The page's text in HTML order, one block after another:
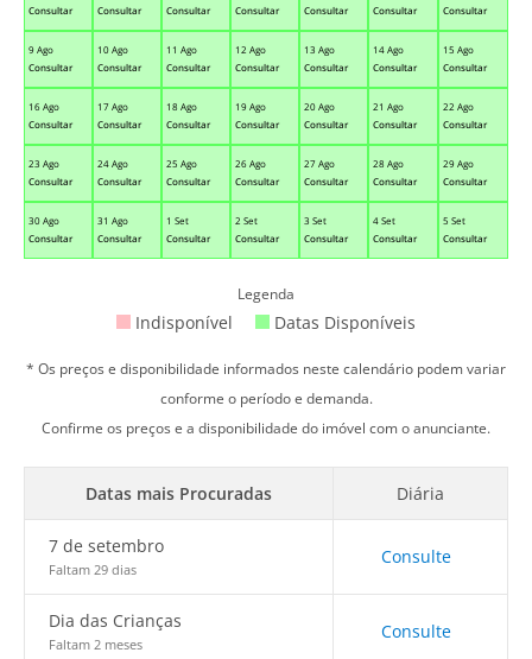
Consultar
Consultar
Consultar
Consultar
Consultar
Consultar
Consultar
9 Ago
Consultar
10 Ago
Consultar
11 Ago
Consultar
12 Ago
Consultar
13 Ago
Consultar
14 Ago
Consultar
15 Ago
Consultar
16 Ago
Consultar
17 Ago
Consultar
18 Ago
Consultar
19 Ago
Consultar
20 Ago
Consultar
21 Ago
Consultar
22 Ago
Consultar
23 Ago
Consultar
24 Ago
Consultar
25 Ago
Consultar
26 Ago
Consultar
27 Ago
Consultar
28 Ago
Consultar
29 Ago
Consultar
30 Ago
Consultar
31 Ago
Consultar
1 Set
Consultar
2 Set
Consultar
3 Set
Consultar
4 Set
Consultar
5 Set
Consultar
Legenda
Indisponível Datas Disponíveis
* Os preços e disponibilidade informados neste calendário podem variar
conforme o período e demanda.
Confirme os preços e a disponibilidade do imóvel com o anunciante.
Datas mais Procuradas Diária
7 de setembro
Faltam 29 dias
Consulte
Dia das Crianças
Faltam 2 meses
Consulte